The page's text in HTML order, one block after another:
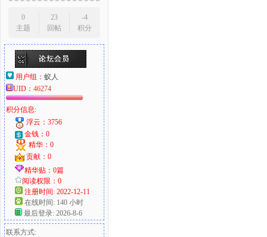
0
主题
23
回帖
-4
积分
用户组： 蚁人
UID： 46274
积分信息:
浮云：3756
金钱：0
精华：0
贡献：0
精华贴：0篇
阅读权限：0
注册时间: 2022-12-11
在线时间: 140 小时
最后登录: 2026-8-6
联系方式: